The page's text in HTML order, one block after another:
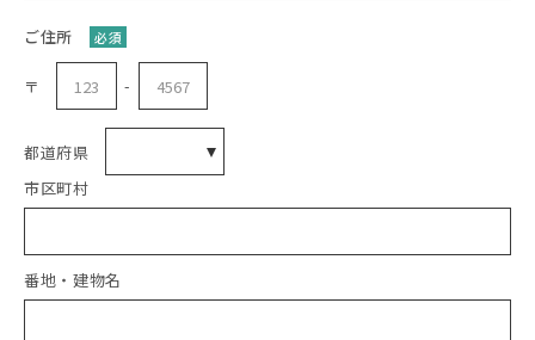
ご住所 必須
〒 -
都道府県
市区町村
番地・建物名